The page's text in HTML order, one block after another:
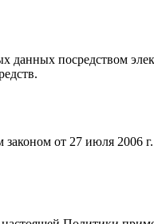
данных посредством
законом от 27 июля